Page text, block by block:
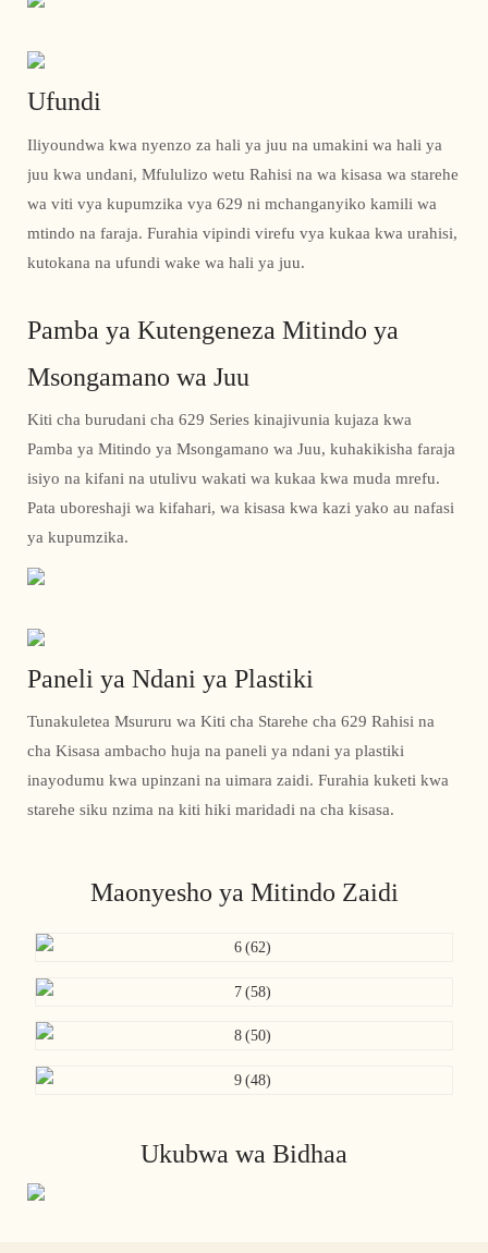
Ufundi
Iliyoundwa kwa nyenzo za hali ya juu na umakini wa hali ya
juu kwa undani, Mfululizo wetu Rahisi na wa kisasa wa starehe
wa viti vya kupumzika vya 629 ni mchanganyiko kamili wa
mtindo na faraja. Furahia vipindi virefu vya kukaa kwa urahisi,
kutokana na ufundi wake wa hali ya juu.
Pamba ya Kutengeneza Mitindo ya
Msongamano wa Juu
Kiti cha burudani cha 629 Series kinajivunia kujaza kwa
Pamba ya Mitindo ya Msongamano wa Juu, kuhakikisha faraja
isiyo na kifani na utulivu wakati wa kukaa kwa muda mrefu.
Pata uboreshaji wa kifahari, wa kisasa kwa kazi yako au nafasi
ya kupumzika.
Paneli ya Ndani ya Plastiki
Tunakuletea Msururu wa Kiti cha Starehe cha 629 Rahisi na
cha Kisasa ambacho huja na paneli ya ndani ya plastiki
inayodumu kwa upinzani na uimara zaidi. Furahia kuketi kwa
starehe siku nzima na kiti hiki maridadi na cha kisasa.
Maonyesho ya Mitindo Zaidi
Ukubwa wa Bidhaa